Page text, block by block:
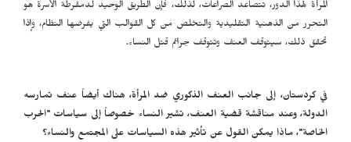
المرأة لهذا الدور، تتصاعد الصراعات، لذلك، فإن الطريق الوحيد لدمقرطة الأسرة هو
التحرر من الذهنية التقليدية والتخلص من كل القوالب التي يفرضها النظام، وإذا
تحقق ذلك، سيتوقف العنف وتتوقف جرائم قتل النساء.
في كردستان، إلى جانب العنف الذكوري ضد المرأة، هناك أيضاً عنف تمارسه
الدولة، وعند مناقشة قضية العنف، تشير النساء خصوصاً إلى سياسات "الحرب
الخاصة"، ماذا يمكن القول عن تأثير هذه السياسات على المجتمع والنساء؟